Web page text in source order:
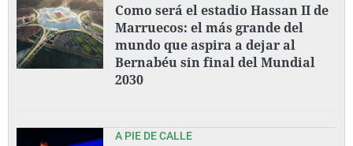
Como será el estadio Hassan II de
Marruecos: el más grande del
mundo que aspira a dejar al
Bernabéu sin final del Mundial
2030
A PIE DE CALLE